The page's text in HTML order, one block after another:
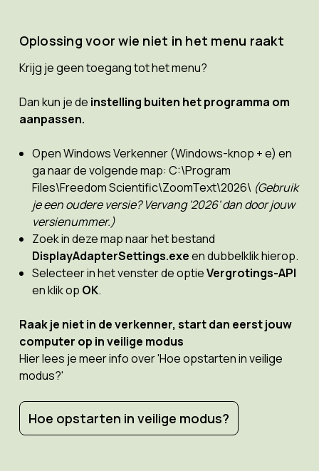
Oplossing voor wie niet in het menu raakt
Krijg je geen toegang tot het menu?
Dan kun je de instelling buiten het programma om
aanpassen.
Open Windows Verkenner (Windows-knop + e) en
ga naar de volgende map: C:\Program
Files\Freedom Scientific\ZoomText\2026\ (Gebruik
je een oudere versie? Vervang '2026' dan door jouw
versienummer.)
Zoek in deze map naar het bestand
DisplayAdapterSettings.exeen dubbelklik hierop.
Selecteer in het venster de optieVergrotings-API
en klik op OK.
Raak je niet in de verkenner, start dan eerst jouw
computer op in veilige modus
Hier lees je meer info over 'Hoe opstarten in veilige
modus?'
Hoe opstarten in veilige modus?